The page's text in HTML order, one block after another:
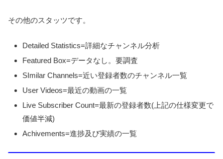
その他のスタッツです。
Detailed Statistics=詳細なチャンネル分析
Featured Box=データなし。要調査
SImilar Channels=近い登録者数のチャンネル一覧
User Videos=最近の動画の一覧
Live Subscriber Count=最新の登録者数(上記の仕様変更で
価値半減)
Achivements=進捗及び実績の一覧